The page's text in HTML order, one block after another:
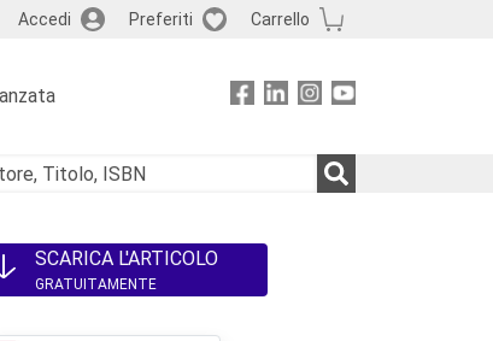
Accedi Preferiti Carrello
SCARICA L'ARTICOLO
GRATUITAMENTE